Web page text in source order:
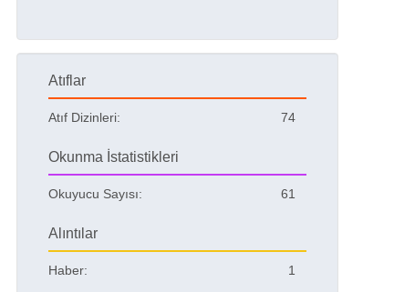
Atıflar
Atıf Dizinleri: 74
Okunma İstatistikleri
Okuyucu Sayısı: 61
Alıntılar
Haber: 1